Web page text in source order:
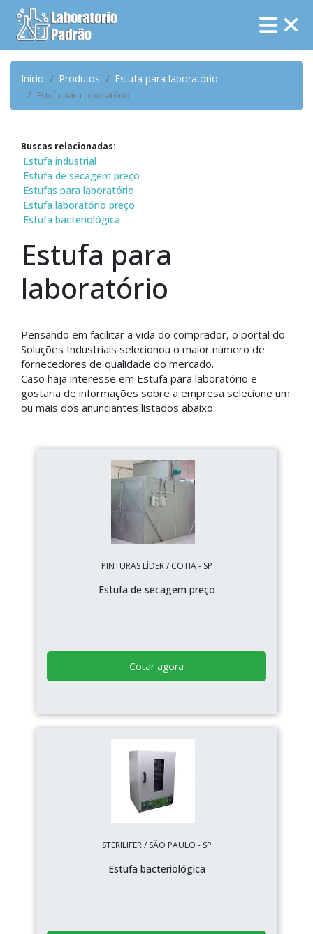
Início Produtos Estufa para laboratório
Estufa para laboratório
Buscas relacionadas:
Estufa industrial
Estufa de secagem preço
Estufas para laboratório
Estufa laboratório preço
Estufa bacteriológica
Estufa para
laboratório
Pensando em facilitar a vida do comprador, o portal do
Soluções Industriais selecionou o maior número de
fornecedores de qualidade do mercado.
Caso haja interesse em Estufa para laboratório e
gostaria de informações sobre a empresa selecione um
ou mais dos anunciantes listados abaixo:
PINTURAS LÍDER / COTIA - SP
Estufa de secagem preço
Cotar agora
STERILIFER / SÃO PAULO - SP
Estufa bacteriológica